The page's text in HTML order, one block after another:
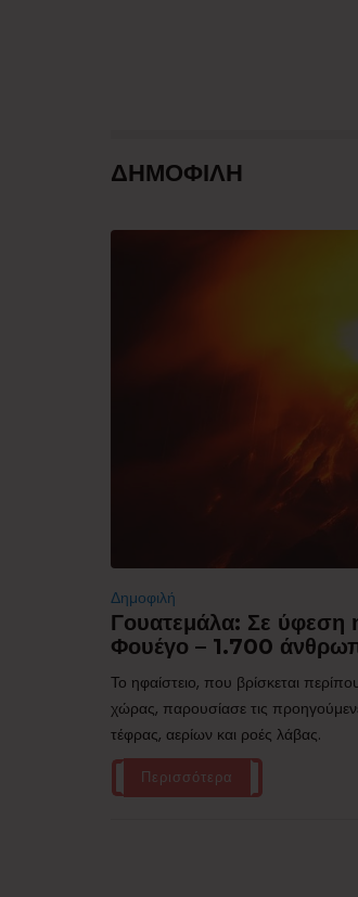
ΔΗΜΟΦΙΛΗ
Δημοφιλή
Γουατεμάλα: Σε ύφεση
Φουέγο – 1.700
Το ηφαίστειο, που βρίσκεται
χώρας, παρουσίασε τις
τέφρας, αερίων και ροές λάβας.
Περισσότερα